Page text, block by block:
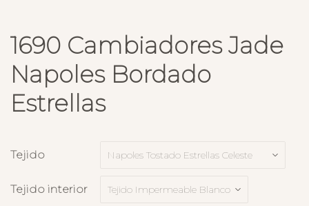
1690 Cambiadores Jade
Napoles Bordado
Estrellas
Tejido
Tejido interior